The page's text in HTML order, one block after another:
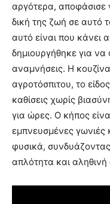
αργότερα, αποφάσισε
δική της ζωή σε αυτό
αυτό είναι που κάνει
δημιουργήθηκε για να
αναμνήσεις. Η
αγροτόσπιτου, το
καθίσεις χωρίς
για ώρες. Ο κήπος
εμπνευσμένες γωνιές
φυσικά,
απλότητα και